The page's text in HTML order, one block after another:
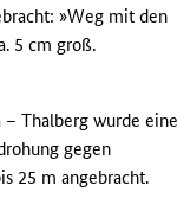
»Weg mit den
5 cm groß.
– Thalberg wurde
gegen
25 m angebracht.